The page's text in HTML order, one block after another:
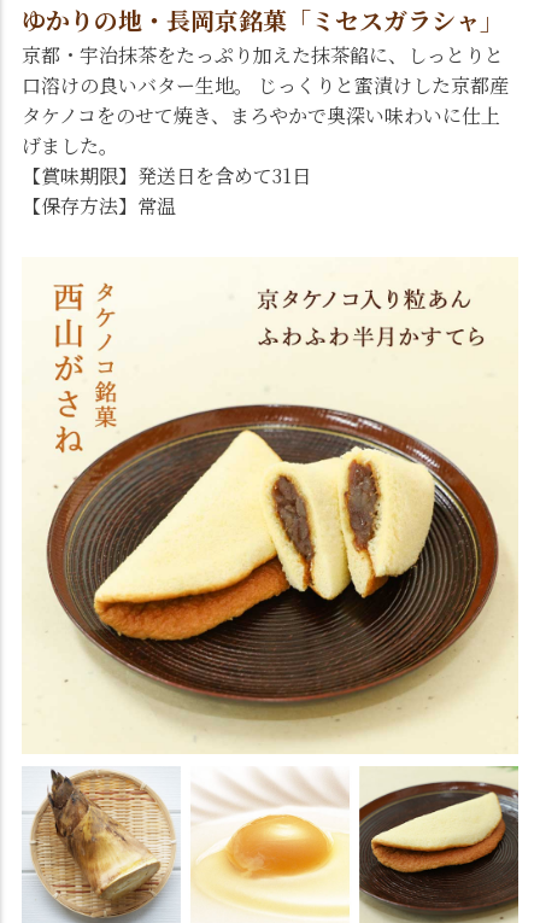
ゆかりの地・長岡京銘菓「ミセスガラシャ」
京都・宇治抹茶をたっぷり加えた抹茶餡に、しっとりと
口溶けの良いバター生地。 じっくりと蜜漬けした京都産
タケノコをのせて焼き、まろやかで奥深い味わいに仕上
げました。
【賞味期限】発送日を含めて31日
【保存方法】常温